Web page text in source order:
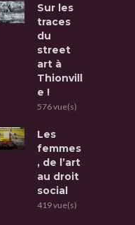
Sur les
traces
du
street
art à
Thionvill
e !
576 vue(s)
Les
femmes
, de l’art
au droit
social
419 vue(s)